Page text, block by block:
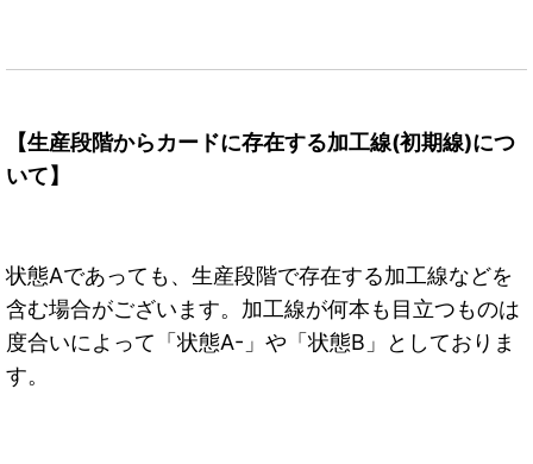
【生産段階からカードに存在する加工線(初期線)につ
いて】
状態Aであっても、生産段階で存在する加工線などを
含む場合がございます。加工線が何本も目立つものは
度合いによって「状態A-」や「状態B」としておりま
す。